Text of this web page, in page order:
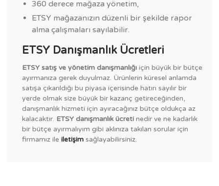
360 derece mağaza yönetim,
ETSY mağazanızın düzenli bir şekilde rapor
alma çalışmaları sayılabilir.
ETSY Danışmanlık Ücretleri
ETSY satış ve yönetim danışmanlığı için büyük bir bütçe
ayırmanıza gerek duyulmaz. Ürünlerin küresel anlamda
satışa çıkarıldığı bu piyasa içerisinde hatırı sayılır bir
yerde olmak size büyük bir kazanç getireceğinden,
danışmanlık hizmeti için ayıracağınız bütçe oldukça az
kalacaktır. ETSY danışmanlık ücreti nedir ve ne kadarlık
bir bütçe ayırmalıyım gibi aklınıza takılan sorular için
firmamız ile iletişim sağlayabilirsiniz.